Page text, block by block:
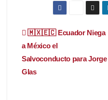
Navegación
de
entradas
🇲🇽🇪🇨 Ecuador Niega
a México el
Salvoconducto para Jorge
Glas